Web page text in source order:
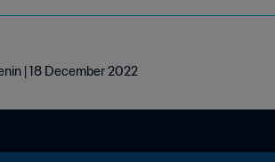
| 18 December 2022